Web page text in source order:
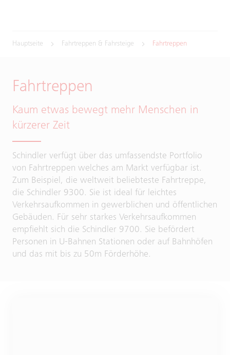
Hauptseite Fahrtreppen & Fahrsteige Fahrtreppen
Fahrtreppen
Kaum etwas bewegt mehr Menschen in
kürzerer Zeit
Schindler verfügt über das umfassendste Portfolio
von Fahrtreppen welches am Markt verfügbar ist.
Zum Beispiel, die weltweit beliebteste Fahrtreppe,
die Schindler 9300. Sie ist ideal für leichtes
Verkehrsaufkommen in gewerblichen und öffentlichen
Gebäuden. Für sehr starkes Verkehrsaufkommen
empfiehlt sich die Schindler 9700. Sie befördert
Personen in U-Bahnen Stationen oder auf Bahnhöfen
und das mit bis zu 50m Förderhöhe.